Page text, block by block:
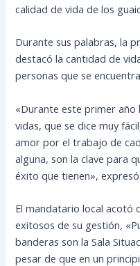
calidad de vida de los
Durante sus palabras, la
destacó la cantidad de
personasque se
«Durante este primer año
vidas, que se dice muy
amor por el trabajo de
alguna, son la clave para
éxito que tienen»,
El mandatario local acotó
exitosos de su gestión,
banderas son la Sala
pesar de que en un